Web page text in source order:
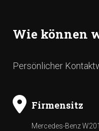
Wie können
Persönlicher
Firmensitz
Mercedes-Benz